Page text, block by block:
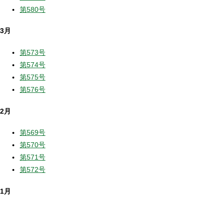
第580号
3月
第573号
第574号
第575号
第576号
2月
第569号
第570号
第571号
第572号
1月